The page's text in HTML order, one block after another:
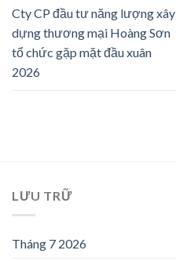
Cty CP đầu tư năng lượng xây
dựng thương mại Hoàng Sơn
tổ chức gặp mặt đầu xuân
2026
LƯU TRỮ
Tháng 7 2026